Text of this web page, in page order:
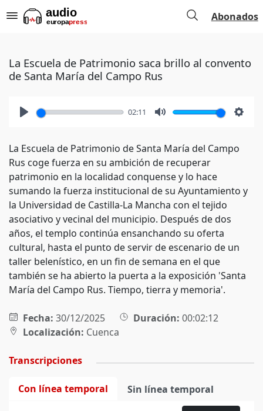
Abonados
La Escuela de Patrimonio saca brillo al convento
de Santa María del Campo Rus
02:11
La Escuela de Patrimonio de Santa María del Campo
Rus coge fuerza en su ambición de recuperar
patrimonio en la localidad conquense y lo hace
sumando la fuerza institucional de su Ayuntamiento y
la Universidad de Castilla-La Mancha con el tejido
asociativo y vecinal del municipio. Después de dos
años, el templo continúa ensanchando su oferta
cultural, hasta el punto de servir de escenario de un
taller belenístico, en un fin de semana en el que
también se ha abierto la puerta a la exposición 'Santa
María del Campo Rus. Tiempo, tierra y memoria'.
Fecha: 30/12/2025 Duración: 00:02:12
Localización: Cuenca
Transcripciones
Con línea temporal Sin línea temporal